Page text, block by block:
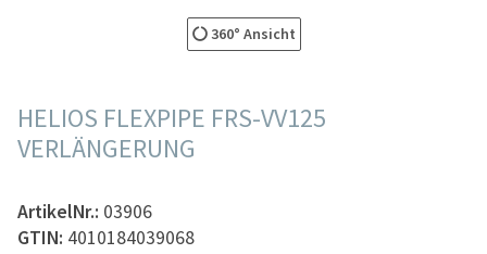
360° Ansicht
HELIOS FLEXPIPE FRS-VV125
VERLÄNGERUNG
ArtikelNr.: 03906
GTIN: 4010184039068